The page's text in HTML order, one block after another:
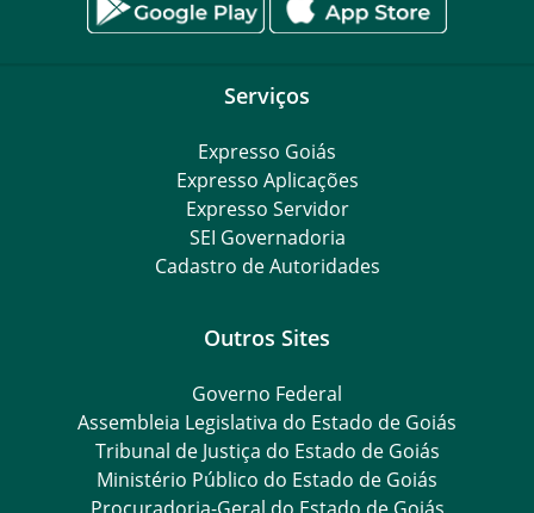
Serviços
Expresso Goiás
Expresso Aplicações
Expresso Servidor
SEI Governadoria
Cadastro de Autoridades
Outros Sites
Governo Federal
Assembleia Legislativa do Estado de Goiás
Tribunal de Justiça do Estado de Goiás
Ministério Público do Estado de Goiás